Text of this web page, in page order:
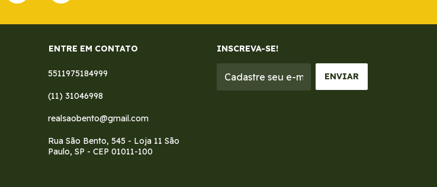
ENTRE EM CONTATO
5511975184999
(11) 31046998
realsaobento@gmail.com
Rua São Bento, 545 - Loja 11 São
Paulo, SP - CEP 01011-100
INSCREVA-SE!